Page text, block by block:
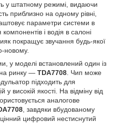
у штатному режимі, видаючи
приблизно на одному рівні,
параметри системи в
і водія в салоні
покращує звучання будь-якої
новому.
у моделі встановлений один із
ринку — TDA7708 . Чип може
підходить для
у високій якості. На відміну від
аналогове
, завдяки вбудованому
цифровий нестиснутий